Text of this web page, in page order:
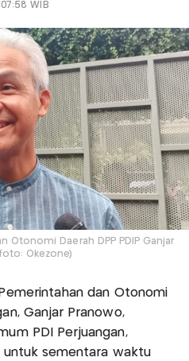
WIB
Otonomi Daerah DPP PDIP Ganjar
Okezone)
dan Otonomi
Ganjar Pranowo,
PDI Perjuangan,
untuk sementara waktu